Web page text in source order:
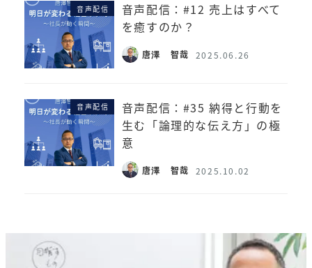
音声配信
音声配信：#12 売上はすべて
を癒すのか？
唐澤 智哉 2025.06.26
音声配信
音声配信：#35 納得と行動を
生む「論理的な伝え方」の極
意
唐澤 智哉 2025.10.02